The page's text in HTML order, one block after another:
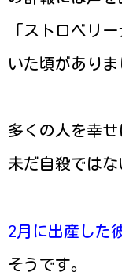
「ストロベリ
いた頃がありま
多くの人を幸せ
未だ自殺ではな
2月に出産した
そうです。